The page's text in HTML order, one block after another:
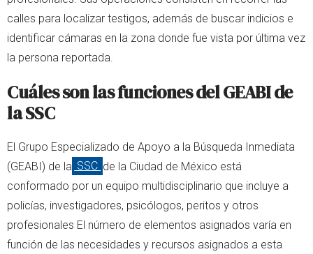
calles para localizar testigos, además de buscar indicios e
identificar cámaras en la zona donde fue vista por última vez
la persona reportada.
Cuáles son las funciones del GEABI de
la SSC
El Grupo Especializado de Apoyo a la Búsqueda Inmediata
(GEABI) de la SSC de la Ciudad de México está
conformado por un equipo multidisciplinario que incluye a
policías, investigadores, psicólogos, peritos y otros
profesionales El número de elementos asignados varía en
función de las necesidades y recursos asignados a esta